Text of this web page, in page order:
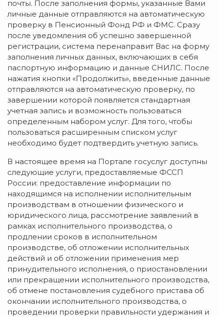
почты. После заполнения формы, указанные Вами
личные данные отправляются на автоматическую
проверку в Пенсионный Фонд РФ и ФМС. Сразу
после уведомления об успешно завершенной
регистрации, система перенаправит Вас на форму
заполнения личных данных, включающих в себя
паспортную информацию и данные СНИЛС. После
нажатия кнопки «Продолжить», введенные данные
отправляются на автоматическую проверку, по
завершении которой появляется стандартная
учетная запись и возможность пользоваться
определенным набором услуг. Для того, чтобы
пользоваться расширенным списком услуг
необходимо будет подтвердить учетную запись.
В настоящее время на Портале госуслуг доступны
следующие услуги, предоставляемые ФССП
России: предоставление информации по
находящимся на исполнении исполнительным
производствам в отношении физического и
юридического лица, рассмотрение заявлений в
рамках исполнительного производства, о
продлении сроков в исполнительном
производстве, об отложении исполнительных
действий и об отложении применения мер
принудительного исполнения, о приостановлении
или прекращении исполнительного производства,
об отмене постановления судебного пристава об
окончании исполнительного производства, о
проведении проверки правильности удержания и